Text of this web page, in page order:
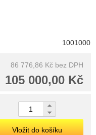
1001000
86 776,86 Kč bez DPH
105 000,00 Kč
Vložit do košíku